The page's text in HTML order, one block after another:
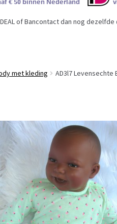
of Bancontact dan nog
met kleding AD3l7